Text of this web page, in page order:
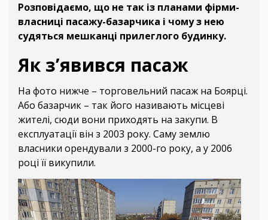
Розповідаємо, що не так із планами фірми-
власниці пасажу-базарчика і чому з нею
судяться мешканці прилеглого будинку.
Як з’явився пасаж
На фото нижче – торговельний пасаж на Боярці.
Або базарчик – так його називають місцеві
жителі, сюди вони приходять на закупи. В
експлуатації він з 2003 року. Саму землю
власники орендували з 2000-го року, а у 2006
році її викупили.